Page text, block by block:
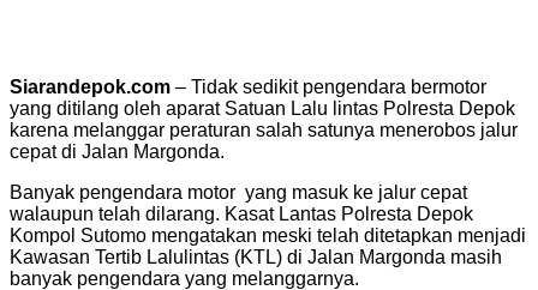
Siarandepok.com – Tidak sedikit pengendara bermotor
yang ditilang oleh aparat Satuan Lalu lintas Polresta Depok
karena melanggar peraturan salah satunya menerobos jalur
cepat di Jalan Margonda.
Banyak pengendara motor yang masuk ke jalur cepat
walaupun telah dilarang. Kasat Lantas Polresta Depok
Kompol Sutomo mengatakan meski telah ditetapkan menjadi
Kawasan Tertib Lalulintas (KTL) di Jalan Margonda masih
banyak pengendara yang melanggarnya.